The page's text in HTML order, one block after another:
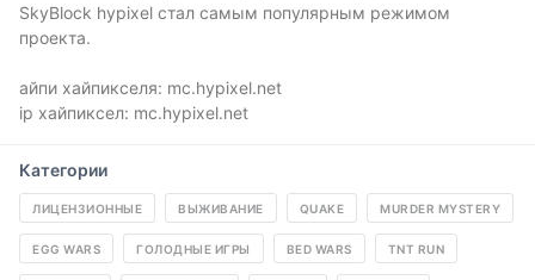
SkyBlock hypixel стал самым популярным режимом
проекта.
айпи хайпикселя: mc.hypixel.net
ip хайпиксел: mc.hypixel.net
Категории
ЛИЦЕНЗИОННЫЕ ВЫЖИВАНИЕ QUAKE MURDER MYSTERY
EGG WARS ГОЛОДНЫЕ ИГРЫ BED WARS TNT RUN